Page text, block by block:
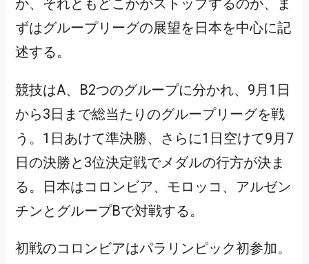
か、それともどこかがストップするのか、ま
ずはグループリーグの展望を日本を中心に記
述する。
競技はA、B2つのグループに分かれ、9月1日
から3日まで総当たりのグループリーグを戦
う。1日あけて準決勝、さらに1日空けて9月7
日の決勝と3位決定戦でメダルの行方が決ま
る。日本はコロンビア、モロッコ、アルゼン
チンとグループBで対戦する。
初戦のコロンビアはパラリンピック初参加。